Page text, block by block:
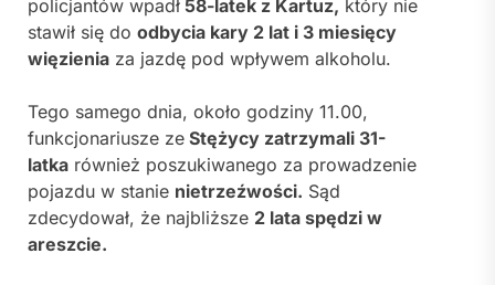
policjantów wpadł 58-latek z Kartuz, który nie
stawił się do odbycia kary 2 lat i 3 miesięcy
więzienia za jazdę pod wpływem alkoholu.
Tego samego dnia, około godziny 11.00,
funkcjonariusze ze Stężycy zatrzymali 31-
latka również poszukiwanego za prowadzenie
pojazdu w stanie nietrzeźwości. Sąd
zdecydował, że najbliższe 2 lata spędzi w
areszcie.